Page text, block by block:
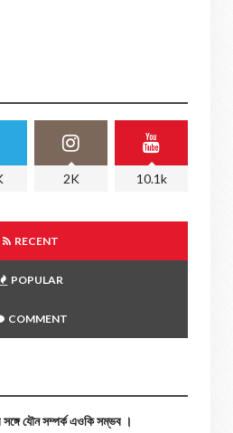
2K 10.1k
RECENT
POPULAR
COMMENT
সঙ্গে যৌন সম্পর্ক এওকি সম্ভব ।